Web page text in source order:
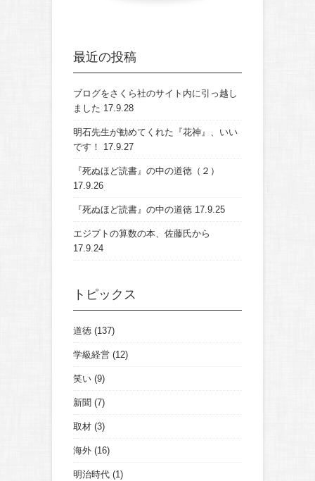
最近の投稿
ブログをさくら社のサイト内に引っ越し
ました 17.9.28
明石先生が勧めてくれた『花神』、いい
です！
17.9.27
『死ぬほど読書』の中の道徳（２）
17.9.26
『死ぬほど読書』の中の道徳 17.9.25
エジプトの算数の本、佐藤氏から
17.9.24
トピックス
道徳 (137)
学級経営 (12)
笑い (9)
新聞 (7)
取材 (3)
海外 (16)
明治時代 (1)